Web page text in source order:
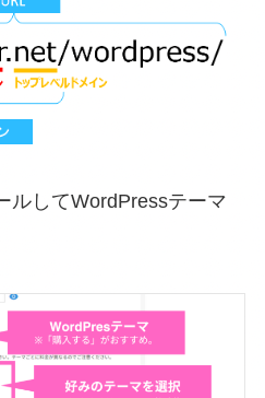
ルしてWordPressテーマ